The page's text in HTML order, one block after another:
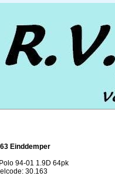
Einddemper
94-01 1.9D 64pk
30.163